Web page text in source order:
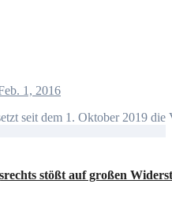
1, 2016
seit dem 1. Oktober 2019
stößt auf großen